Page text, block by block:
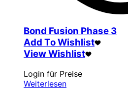
Bond Fusion Phase 3
Add To Wishlist
View Wishlist
Login für Preise
Weiterlesen